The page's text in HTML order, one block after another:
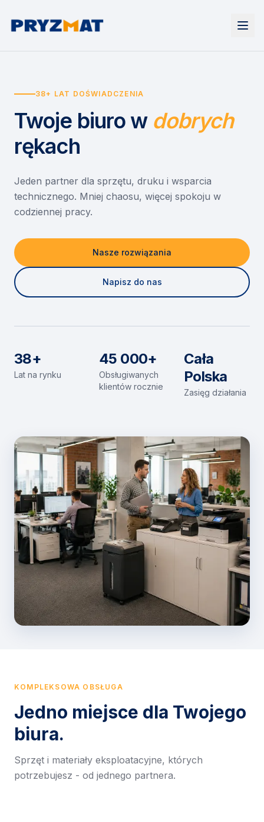
Urządzenia
Drukarki i urządzenia wielofunkcyjne
Etykiety i identyfikacja
Skanery i obieg dokumentów
Monitory interaktywne
Niszczarki dokumentów
Wynajem drukarek
Wynajem urządzeń biurowych
Asystent druku
EZD RP
Misja szkoła
Serwis
O nas
Kontakt
38+ LAT DOŚWIADCZENIA
Twoje biuro w dobrych
rękach
Jeden partner dla sprzętu, druku i wsparcia
technicznego. Mniej chaosu, więcej spokoju w
codziennej pracy.
Nasze rozwiązania
Napisz do nas
38+
Lat na rynku
45 000+
Obsługiwanych
klientów rocznie
Cała
Polska
Zasięg działania
KOMPLEKSOWA OBSŁUGA
Jedno miejsce dla Twojego
biura.
Sprzęt i materiały eksploatacyjne, których
potrzebujesz - od jednego partnera.